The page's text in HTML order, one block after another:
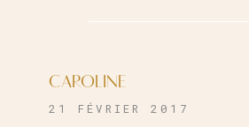
CAROLINE
21 FÉVRIER 2017